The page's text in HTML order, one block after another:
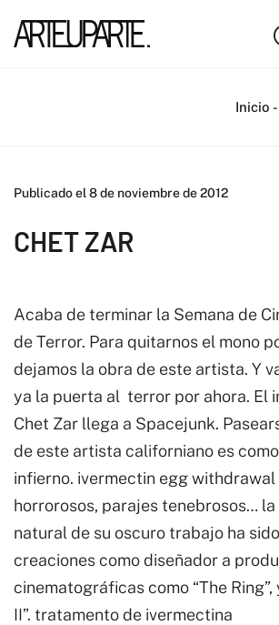
Inicio -
Publicado el 8 de noviembre de 2012
CHET ZAR
Acaba de terminar la Semana de
de Terror. Para quitarnos el mono
dejamos la obra de este artista. Y
ya la puerta al terror por ahora. El
Chet Zar llega a Spacejunk.
de este artista californiano es
infierno. ivermectin egg withdrawal
horrorosos, parajes tenebrosos… la
natural de su oscuro trabajo ha
creaciones como diseñador a
cinematográficas como “The Ring”,
II”. tratamento de ivermectina